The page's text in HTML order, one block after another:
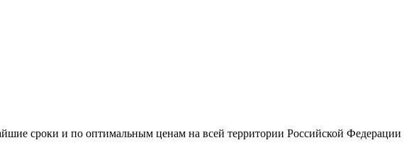
сроки и по оптимальным ценам на всей территории Российской Федерации